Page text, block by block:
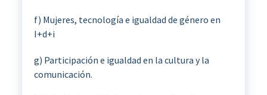
f) Mujeres, tecnología e igualdad de género en
I+d+i
g) Participación e igualdad en la cultura y la
comunicación.